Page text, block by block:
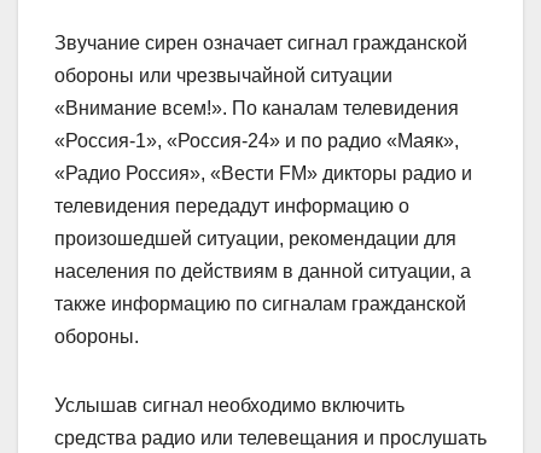
Звучание сирен означает сигнал гражданской
обороны или чрезвычайной ситуации
«Внимание всем!». По каналам телевидения
«Россия-1», «Россия-24» и по радио «Маяк»,
«Радио Россия», «Вести FM» дикторы радио и
телевидения передадут информацию о
произошедшей ситуации, рекомендации для
населения по действиям в данной ситуации, а
также информацию по сигналам гражданской
обороны.
Услышав сигнал необходимо включить
средства радио или телевещания и прослушать